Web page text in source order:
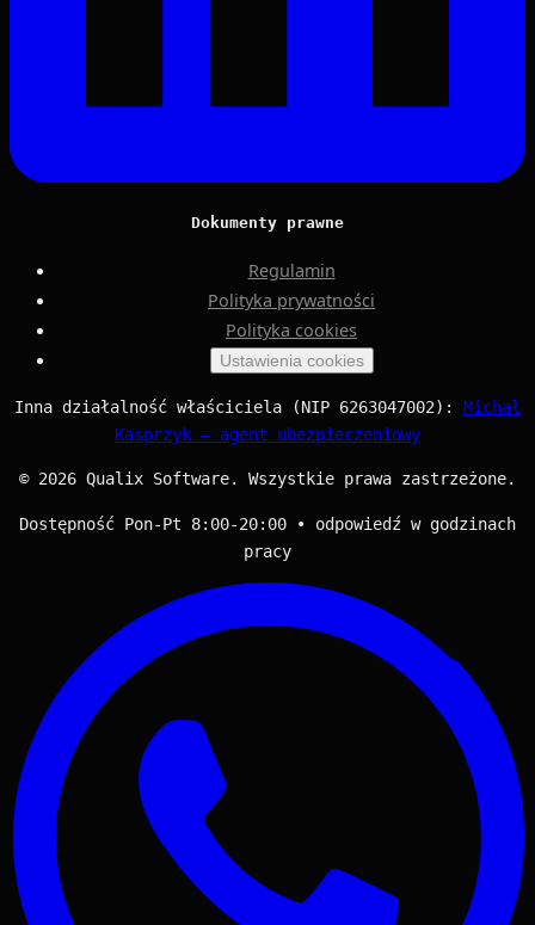
Dokumenty prawne
Regulamin
Polityka prywatności
Polityka cookies
Ustawienia cookies
Inna działalność właściciela (NIP 6263047002): Michał
Kasprzyk — agent ubezpieczeniowy
© 2026 Qualix Software. Wszystkie prawa zastrzeżone.
Dostępność Pon-Pt 8:00-20:00 • odpowiedź w godzinach
pracy